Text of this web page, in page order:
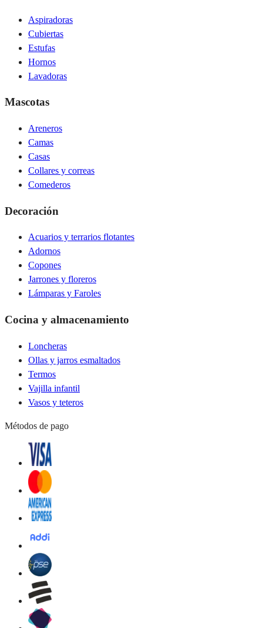
Aspiradoras
Cubiertas
Estufas
Hornos
Lavadoras
Mascotas
Areneros
Camas
Casas
Collares y correas
Comederos
Decoración
Acuarios y terrarios flotantes
Adornos
Copones
Jarrones y floreros
Lámparas y Faroles
Cocina y almacenamiento
Loncheras
Ollas y jarros esmaltados
Termos
Vajilla infantil
Vasos y teteros
Métodos de pago